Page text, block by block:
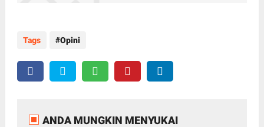
Tags Opini
ANDA MUNGKIN MENYUKAI